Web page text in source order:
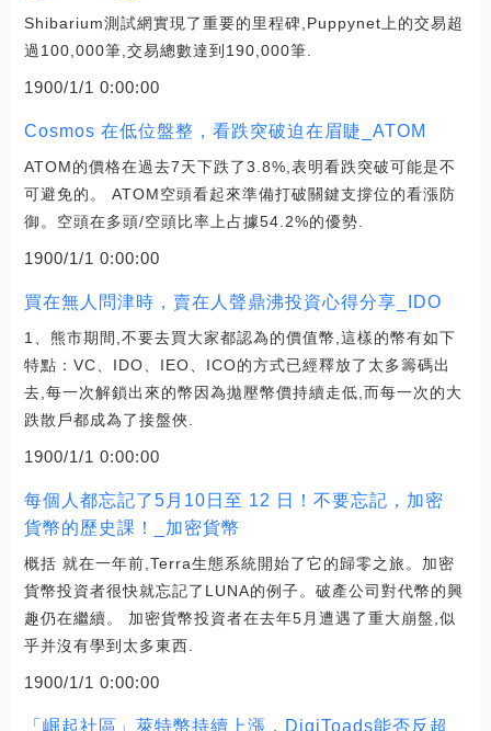
Shibarium測試網實現了重要的里程碑,Puppynet上的交易超
過100,000筆,交易總數達到190,000筆.
1900/1/1 0:00:00
Cosmos 在低位盤整，看跌突破迫在眉睫_ATOM
ATOM的價格在過去7天下跌了3.8%,表明看跌突破可能是不
可避免的。 ATOM空頭看起來準備打破關鍵支撐位的看漲防
御。空頭在多頭/空頭比率上占據54.2%的優勢.
1900/1/1 0:00:00
買在無人問津時，賣在人聲鼎沸投資心得分享_IDO
1、熊市期間,不要去買大家都認為的價值幣,這樣的幣有如下
特點：VC、IDO、IEO、ICO的方式已經釋放了太多籌碼出
去,每一次解鎖出來的幣因為拋壓幣價持續走低,而每一次的大
跌散戶都成為了接盤俠.
1900/1/1 0:00:00
每個人都忘記了5月10日至 12 日！不要忘記，加密
貨幣的歷史課！_加密貨幣
概括 就在一年前,Terra生態系統開始了它的歸零之旅。加密
貨幣投資者很快就忘記了LUNA的例子。破產公司對代幣的興
趣仍在繼續。 加密貨幣投資者在去年5月遭遇了重大崩盤,似
乎并沒有學到太多東西.
1900/1/1 0:00:00
「崛起社區」萊特幣持續上漲，DigiToads能否反超